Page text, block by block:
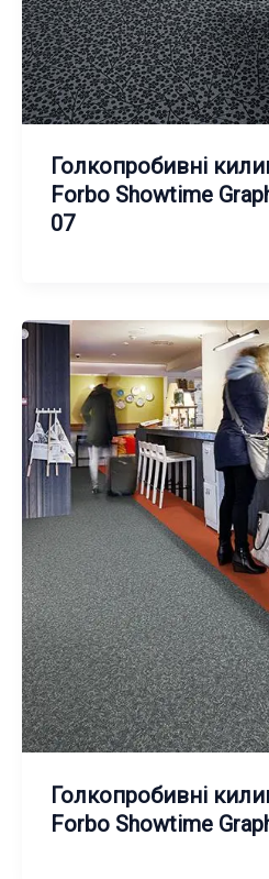
Голкопробивні
Forbo Showtime
07
Голкопробивні
Forbo Showtime